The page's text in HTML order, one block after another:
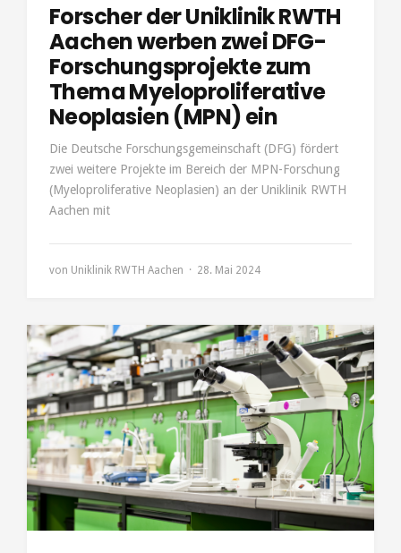
Forscher der Uniklinik RWTH
Aachen werben zwei DFG-
Forschungsprojekte zum
Thema Myeloproliferative
Neoplasien (MPN) ein
Die Deutsche Forschungsgemeinschaft (DFG) fördert
zwei weitere Projekte im Bereich der MPN-Forschung
(Myeloproliferative Neoplasien) an der Uniklinik RWTH
Aachen mit
von Uniklinik RWTH Aachen 28. Mai 2024